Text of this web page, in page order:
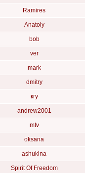
Ramires
Anatoly
bob
ver
mark
dmitry
кгу
andrew2001
mtv
oksana
ashukina
Spirit Of Freedom